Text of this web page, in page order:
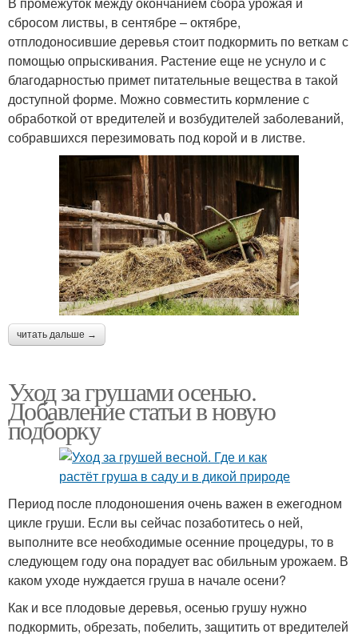
сбросом листвы, в сентябре – октябре,
отплодоносившие деревья стоит подкормить по веткам с
помощью опрыскивания. Растение еще не уснуло и с
благодарностью примет питательные вещества в такой
доступной форме. Можно совместить кормление с
обработкой от вредителей и возбудителей заболеваний,
собравшихся перезимовать под корой и в листве.
читать дальше →
Уход за грушами осенью.
Добавление статьи в новую
подборку
Период после плодоношения очень важен в ежегодном
цикле груши. Если вы сейчас позаботитесь о ней,
выполните все необходимые осенние процедуры, то в
следующем году она порадует вас обильным урожаем. В
каком уходе нуждается груша в начале осени?
Как и все плодовые деревья, осенью грушу нужно
подкормить, обрезать, побелить, защитить от вредителей